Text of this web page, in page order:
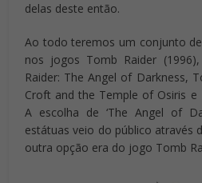
delas deste então.
Ao todo teremos um conjunto
nos jogos Tomb Raider
Raider: The Angel of Darkness,
Croft and the Temple of Osiris e
A escolha de ‘The Angel of
estátuas veio do público através
outra opção era do jogo Tomb